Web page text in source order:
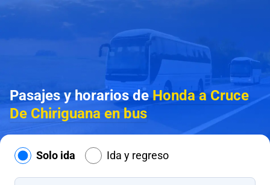
Pasajes y horarios deHonda a Cruce
De Chiriguana en bus
Solo ida Ida y regreso